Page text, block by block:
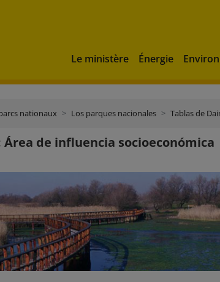
Le ministère Énergie
nationaux Los parques nacionales Tablas de
de influencia socioeconómica